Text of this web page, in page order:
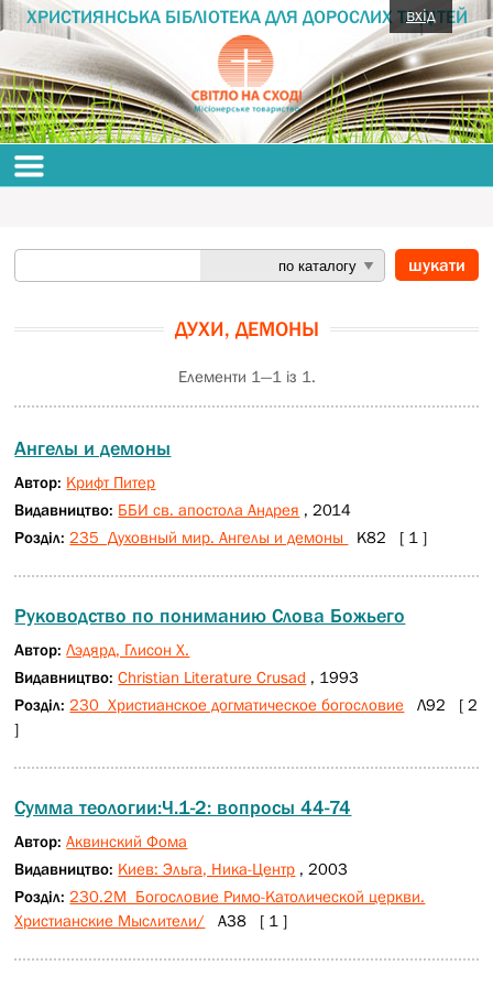
ХРИСТИЯНСЬКА БІБЛІОТЕКА ДЛЯ ДОРОСЛИХ ТА ДІТЕЙ
ДУХИ, ДЕМОНЫ
Елементи 1—1 із 1.
Ангелы и демоны
Автор: Крифт Питер
Видавництво: ББИ св. апостола Андрея , 2014
Розділ: 235 Духовный мир. Ангелы и демоны К82 [ 1 ]
Руководство по пониманию Слова Божьего
Автор:Лэдярд, Глисон Х.
Видавництво:Christian Literature Crusad , 1993
Розділ: 230 Христианское догматическое богословие Л92 [ 2
]
Сумма теологии:Ч.1-2: вопросы 44-74
Автор:Аквинский Фома
Видавництво: Киев: Эльга, Ника-Центр , 2003
Розділ: 230.2М Богословие Римо-Католической церкви.
Христианские Мыслители/ А38 [ 1 ]
вхід